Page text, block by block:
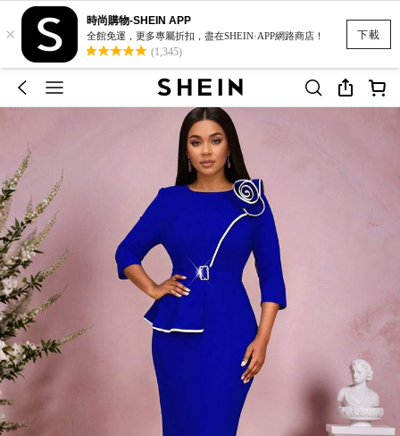
下載
×
時尚購物-SHEIN APP
全館免運，更多專屬折扣，盡在SHEIN·APP網路商店！
(1,345)